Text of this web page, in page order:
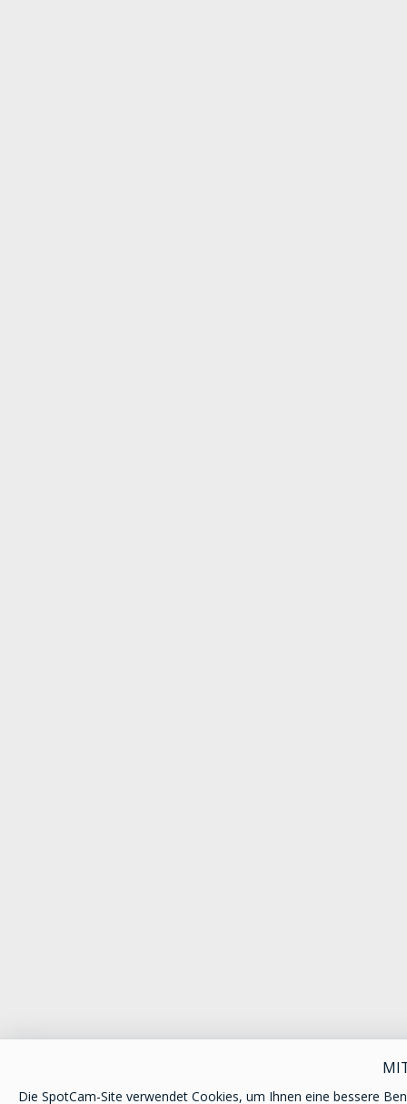
Die SpotCam-Site verwendet Cookies, um Ihnen eine bessere